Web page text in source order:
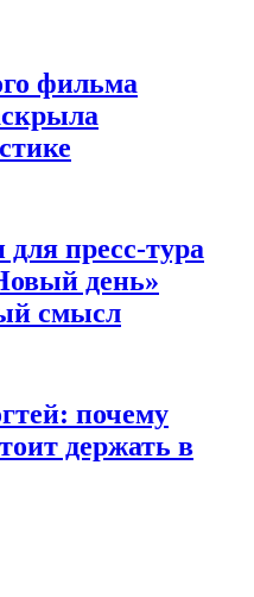
фильма
пресс-тура
день»
смысл
почему
держать в